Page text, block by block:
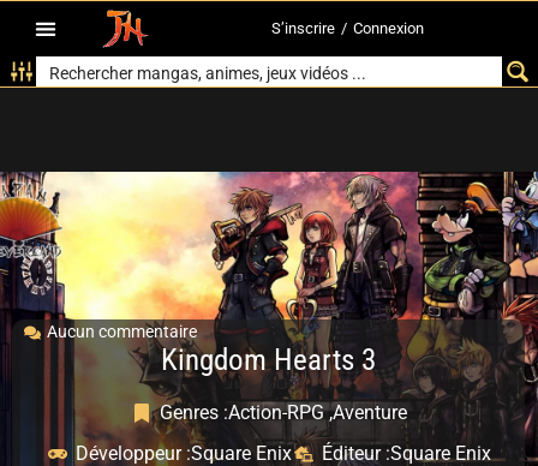
S’inscrire / Connexion
Aucun commentaire
Kingdom Hearts 3
Genres :Action-RPG ,Aventure
Développeur :Square Enix Éditeur :Square Enix